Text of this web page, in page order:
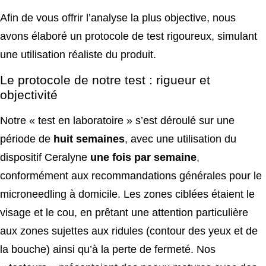
Afin de vous offrir l’analyse la plus objective, nous
avons élaboré un protocole de test rigoureux, simulant
une utilisation réaliste du produit.
Le protocole de notre test : rigueur et
objectivité
Notre « test en laboratoire » s’est déroulé sur une
période de huit semaines, avec une utilisation du
dispositif Ceralyne une fois par semaine,
conformément aux recommandations générales pour le
microneedling à domicile. Les zones ciblées étaient le
visage et le cou, en prêtant une attention particulière
aux zones sujettes aux ridules (contour des yeux et de
la bouche) ainsi qu’à la perte de fermeté. Nos